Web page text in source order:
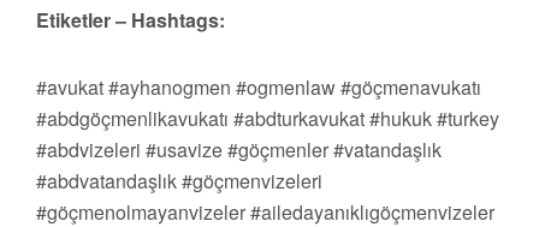
Etiketler – Hashtags:
#avukat #ayhanogmen #ogmenlaw #göçmenavukatı
#abdgöçmenlikavukatı #abdturkavukat #hukuk #turkey
#abdvizeleri #usavize #göçmenler #vatandaşlık
#abdvatandaşlık #göçmenvizeleri
#göçmenolmayanvizeler #ailedayanıklıgöçmenvizeler